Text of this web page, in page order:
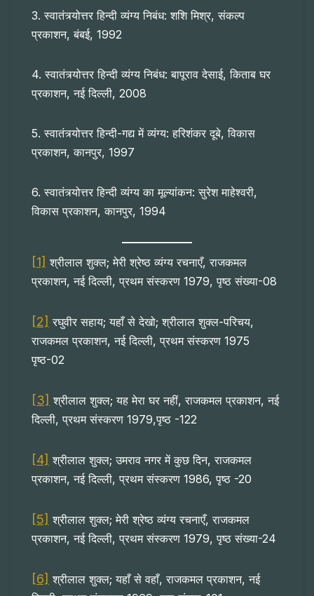
3. स्वातंत्र्योत्तर हिन्दी व्यंग्य निबंध: शशि मिश्र, संकल्प
प्रकाशन, बंबई, 1992
4. स्वातंत्र्योत्तर हिन्दी व्यंग्य निबंध: बापूराव देसाई, किताब घर
प्रकाशन, नई दिल्ली, 2008
5. स्वातंत्र्योत्तर हिन्दी-गद्य में व्यंग्य: हरिशंकर दूबे, विकास
प्रकाशन, कानपुर, 1997
6. स्वातंत्र्योत्तर हिन्दी व्यंग्य का मूल्यांकन: सुरेश माहेश्वरी,
विकास प्रकाशन, कानपुर, 1994
[1] श्रीलाल शुक्ल; मेरी श्रेष्ठ व्यंग्य रचनाएँ, राजकमल
प्रकाशन, नई दिल्ली, प्रथम संस्करण 1979, पृष्ठ संख्या-08
[2] रघुवीर सहाय; यहाँ से देखो; श्रीलाल शुक्ल-परिचय,
राजकमल प्रकाशन, नई दिल्ली, प्रथम संस्करण 1975
पृष्ठ-02
[3] श्रीलाल शुक्ल; यह मेरा घर नहीं, राजकमल प्रकाशन, नई
दिल्ली, प्रथम संस्करण 1979,पृष्ठ -122
[4] श्रीलाल शुक्ल; उमराव नगर में कुछ दिन, राजकमल
प्रकाशन, नई दिल्ली, प्रथम संस्करण 1986, पृष्ठ -20
[5] श्रीलाल शुक्ल; मेरी श्रेष्ठ व्यंग्य रचनाएँ, राजकमल
प्रकाशन, नई दिल्ली, प्रथम संस्करण 1979, पृष्ठ संख्या-24
[6] श्रीलाल शुक्ल; यहाँ से वहाँ, राजकमल प्रकाशन, नई